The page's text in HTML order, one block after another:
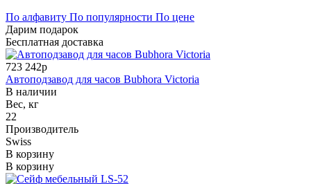
По алфавиту По популярности По цене
Дарим подарок
Бесплатная доставка
723 242р
Автоподзавод для часов Bubhora Victoria
В наличии
Вес, кг
22
Производитель
Swiss
В корзину
В корзину